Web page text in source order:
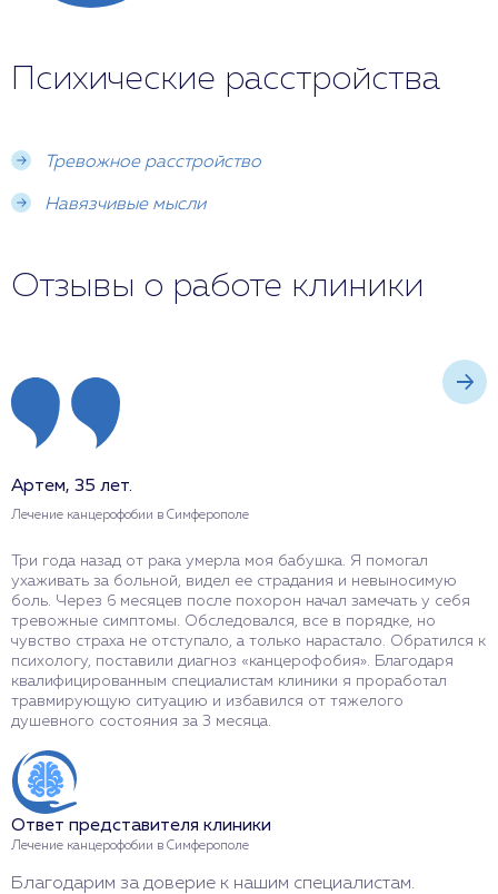
Психические расстройства
Тревожное расстройство
Навязчивые мысли
Отзывы о работе клиники
Артем, 35 лет.
Лечение канцерофобии в Симферополе
Три года назад от рака умерла моя бабушка. Я помогал
ухаживать за больной, видел ее страдания и невыносимую
боль. Через 6 месяцев после похорон начал замечать у себя
тревожные симптомы. Обследовался, все в порядке, но
чувство страха не отступало, а только нарастало. Обратился к
психологу, поставили диагноз «канцерофобия». Благодаря
квалифицированным специалистам клиники я проработал
травмирующую ситуацию и избавился от тяжелого
душевного состояния за 3 месяца.
Ответ представителя клиники
Лечение канцерофобии в Симферополе
Благодарим за доверие к нашим специалистам.